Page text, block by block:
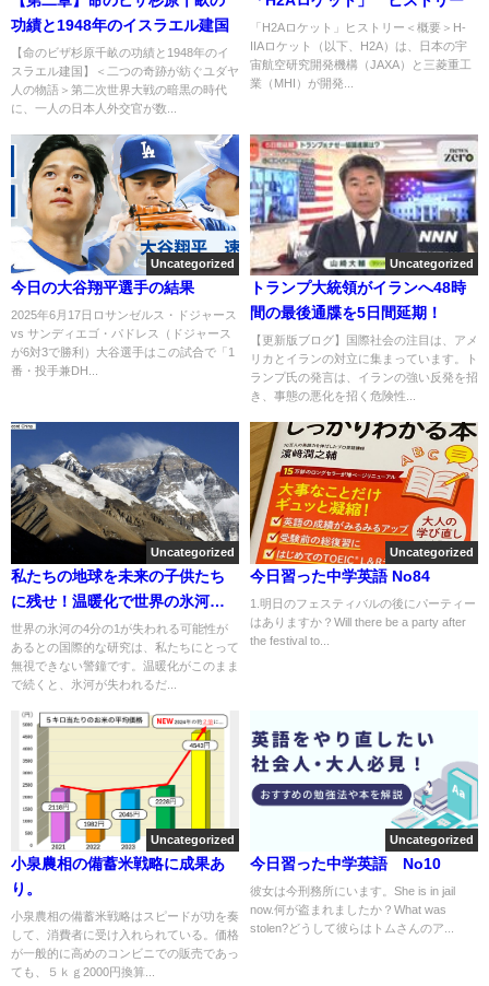
功績と1948年のイスラエル建国
【命のビザ杉原千畝の功績と1948年のイ
スラエル建国】＜二つの奇跡が紡ぐユダヤ
人の物語＞第二次世界大戦の暗黒の時代
に、一人の日本人外交官が数...
「H2Aロケット」ヒストリー＜概要＞H-
IIAロケット（以下、H2A）は、日本の宇
宙航空研究開発機構（JAXA）と三菱重工
業（MHI）が開発...
Uncategorized
今日の大谷翔平選手の結果
2025年6月17日ロサンゼルス・ドジャース
vs サンディエゴ・パドレス（ドジャース
が6対3で勝利）大谷選手はこの試合で「1
番・投手兼DH...
Uncategorized
トランプ大統領がイランへ48時
間の最後通牒を5日間延期！
【更新版ブログ】国際社会の注目は、アメ
リカとイランの対立に集まっています。ト
ランプ氏の発言は、イランの強い反発を招
き、事態の悪化を招く危険性...
Uncategorized
私たちの地球を未来の子供たち
に残せ！温暖化で世界の氷河が
危機！
世界の氷河の4分の1が失われる可能性が
あるとの国際的な研究は、私たちにとって
無視できない警鐘です。温暖化がこのまま
で続くと、氷河が失われるだ...
Uncategorized
今日習った中学英語 No84
1.明日のフェスティバルの後にパーティー
はありますか？Will there be a party after
the festival to...
Uncategorized
小泉農相の備蓄米戦略に成果あ
り。
小泉農相の備蓄米戦略はスピードが功を奏
して、消費者に受け入れられている。価格
が一般的に高めのコンビニでの販売であっ
ても、５ｋｇ2000円換算...
Uncategorized
今日習った中学英語 No10
彼女は今刑務所にいます。She is in jail
now.何が盗まれましたか？What was
stolen?どうして彼らはトムさんのア...